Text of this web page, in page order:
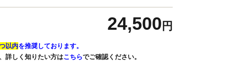
24,500 円
以内を推奨しております。
詳しく知りたい方はこちらでご確認ください。